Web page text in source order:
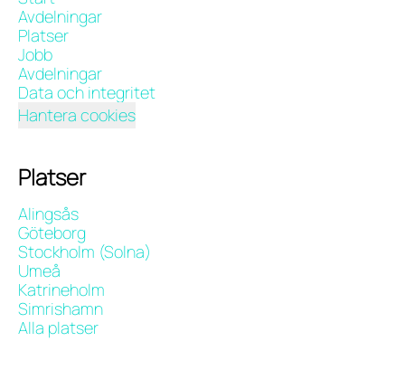
Avdelningar
Platser
Jobb
Avdelningar
Data och integritet
Hantera cookies
Platser
Alingsås
Göteborg
Stockholm (Solna)
Umeå
Katrineholm
Simrishamn
Alla platser